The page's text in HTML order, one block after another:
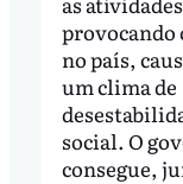
provocando
no país,
um clima de
social. O
consegue,